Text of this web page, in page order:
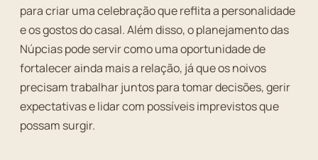
para criar uma celebração que reflita a personalidade
e os gostos do casal. Além disso, o planejamento das
Núpcias pode servir como uma oportunidade de
fortalecer ainda mais a relação, já que os noivos
precisam trabalhar juntos para tomar decisões, gerir
expectativas e lidar com possíveis imprevistos que
possam surgir.